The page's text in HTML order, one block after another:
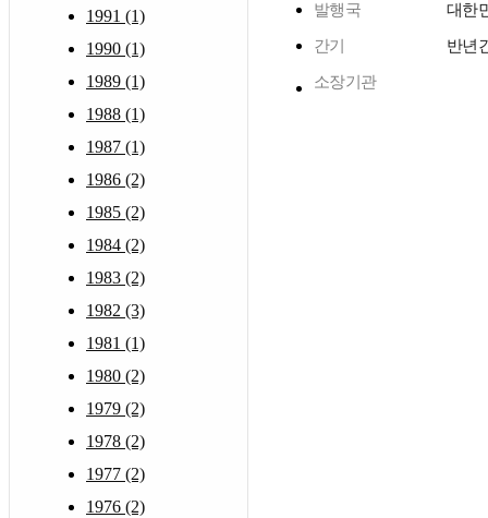
1991 (1)
1990 (1)
1989 (1)
1988 (1)
1987 (1)
1986 (2)
1985 (2)
1984 (2)
1983 (2)
1982 (3)
1981 (1)
1980 (2)
1979 (2)
1978 (2)
1977 (2)
1976 (2)
발행국 대한
간기 반년
소장기관